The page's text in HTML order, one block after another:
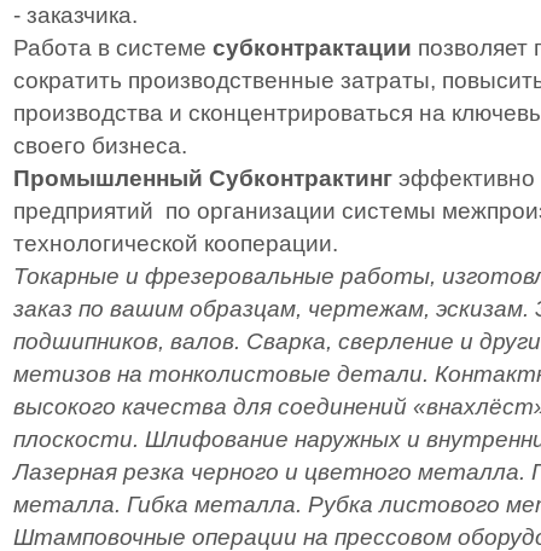
- заказчика.
Работа в системе субконтрактации позволяет
сократить производственные затраты,
производства и сконцентрироваться на
своего бизнеса.
Промышленный Субконтрактинг эффективно
предприятий по организации системы
технологической кооперации.
Токарные и фрезеровальные работы,
заказ по вашим образцам, чертежам, эскизам.
подшипников, валов. Сварка, сверление и
метизов на тонколистовые детали.
высокого качества для соединений
плоскости. Шлифование наружных и
Лазерная резка черного и цветного металла.
металла. Гибка металла. Рубка листового
Штамповочные операции на прессовом